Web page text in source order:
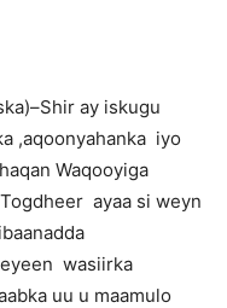
ay iskugu
,aqoonyahanka iyo
Waqooyiga
ayaa si weyn
wasiirka
uu u maamulo